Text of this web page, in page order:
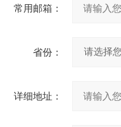
常用邮箱：
省份：
详细地址：